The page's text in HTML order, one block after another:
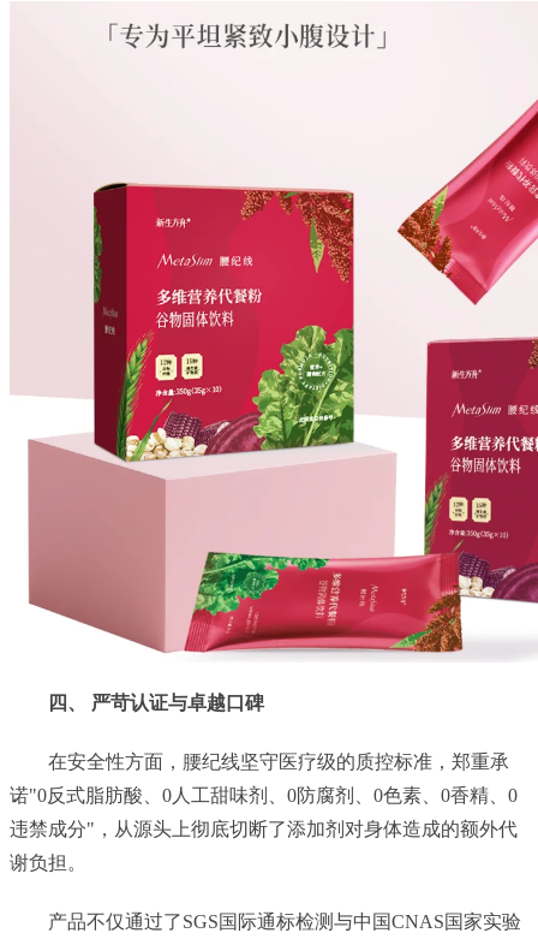
四、 严苛认证与卓越口碑
在安全性方面，腰纪线坚守医疗级的质控标准，郑重承
诺"0反式脂肪酸、0人工甜味剂、0防腐剂、0色素、0香精、0
违禁成分"，从源头上彻底切断了添加剂对身体造成的额外代
谢负担。
产品不仅通过了SGS国际通标检测与中国CNAS国家实验